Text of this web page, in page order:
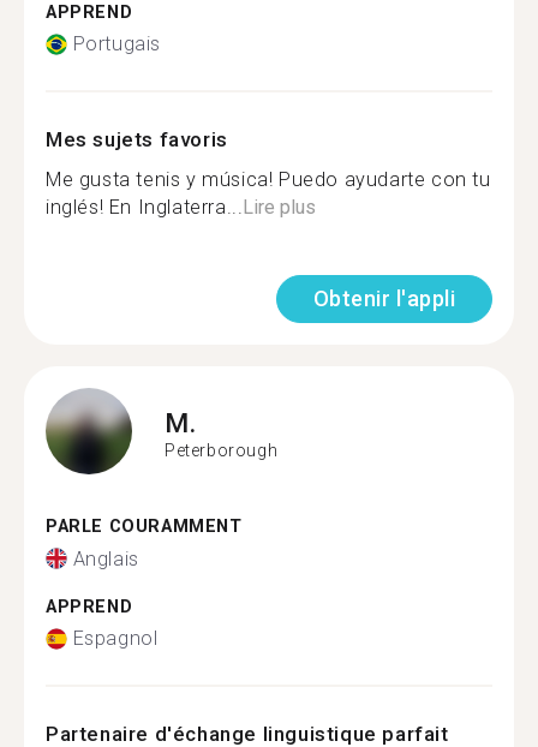
APPREND
Portugais
Mes sujets favoris
Me gusta tenis y música! Puedo ayudarte con tu
inglés! En Inglaterra...Lire plus
Obtenir l'appli
M.
Peterborough
PARLE COURAMMENT
Anglais
APPREND
Espagnol
Partenaire d'échange linguistique parfait